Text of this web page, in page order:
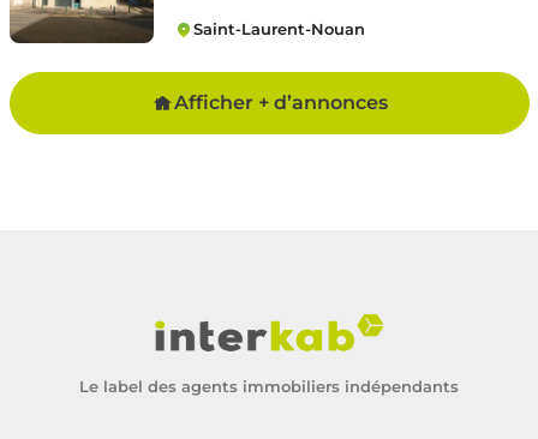
Saint-Laurent-Nouan
Afficher + d’annonces
Le label des agents immobiliers indépendants